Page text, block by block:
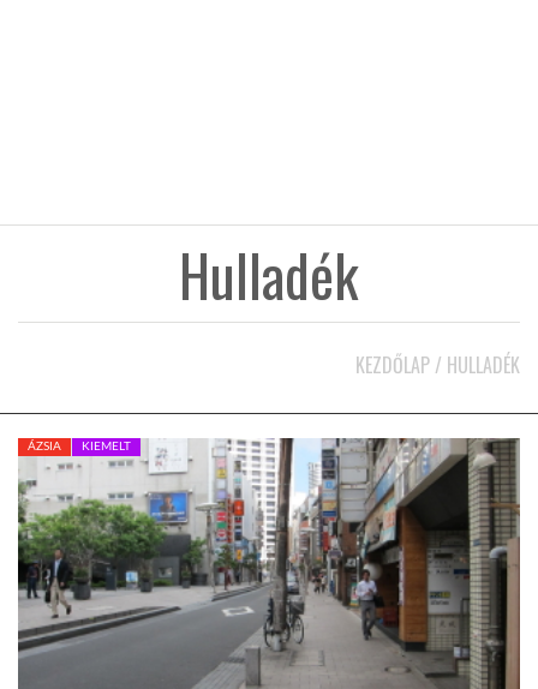
HÍR3D
TROPICALMAGAZIN
GLOBOTV
AFRIKA TUDÁSTÁR
Hulladék
KEZDŐLAP / HULLADÉK
ÁZSIA KIEMELT